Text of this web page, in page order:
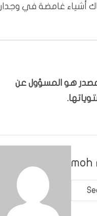
أشياء غامضة في
هو المسؤول عن
moh